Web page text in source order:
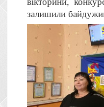
залишили